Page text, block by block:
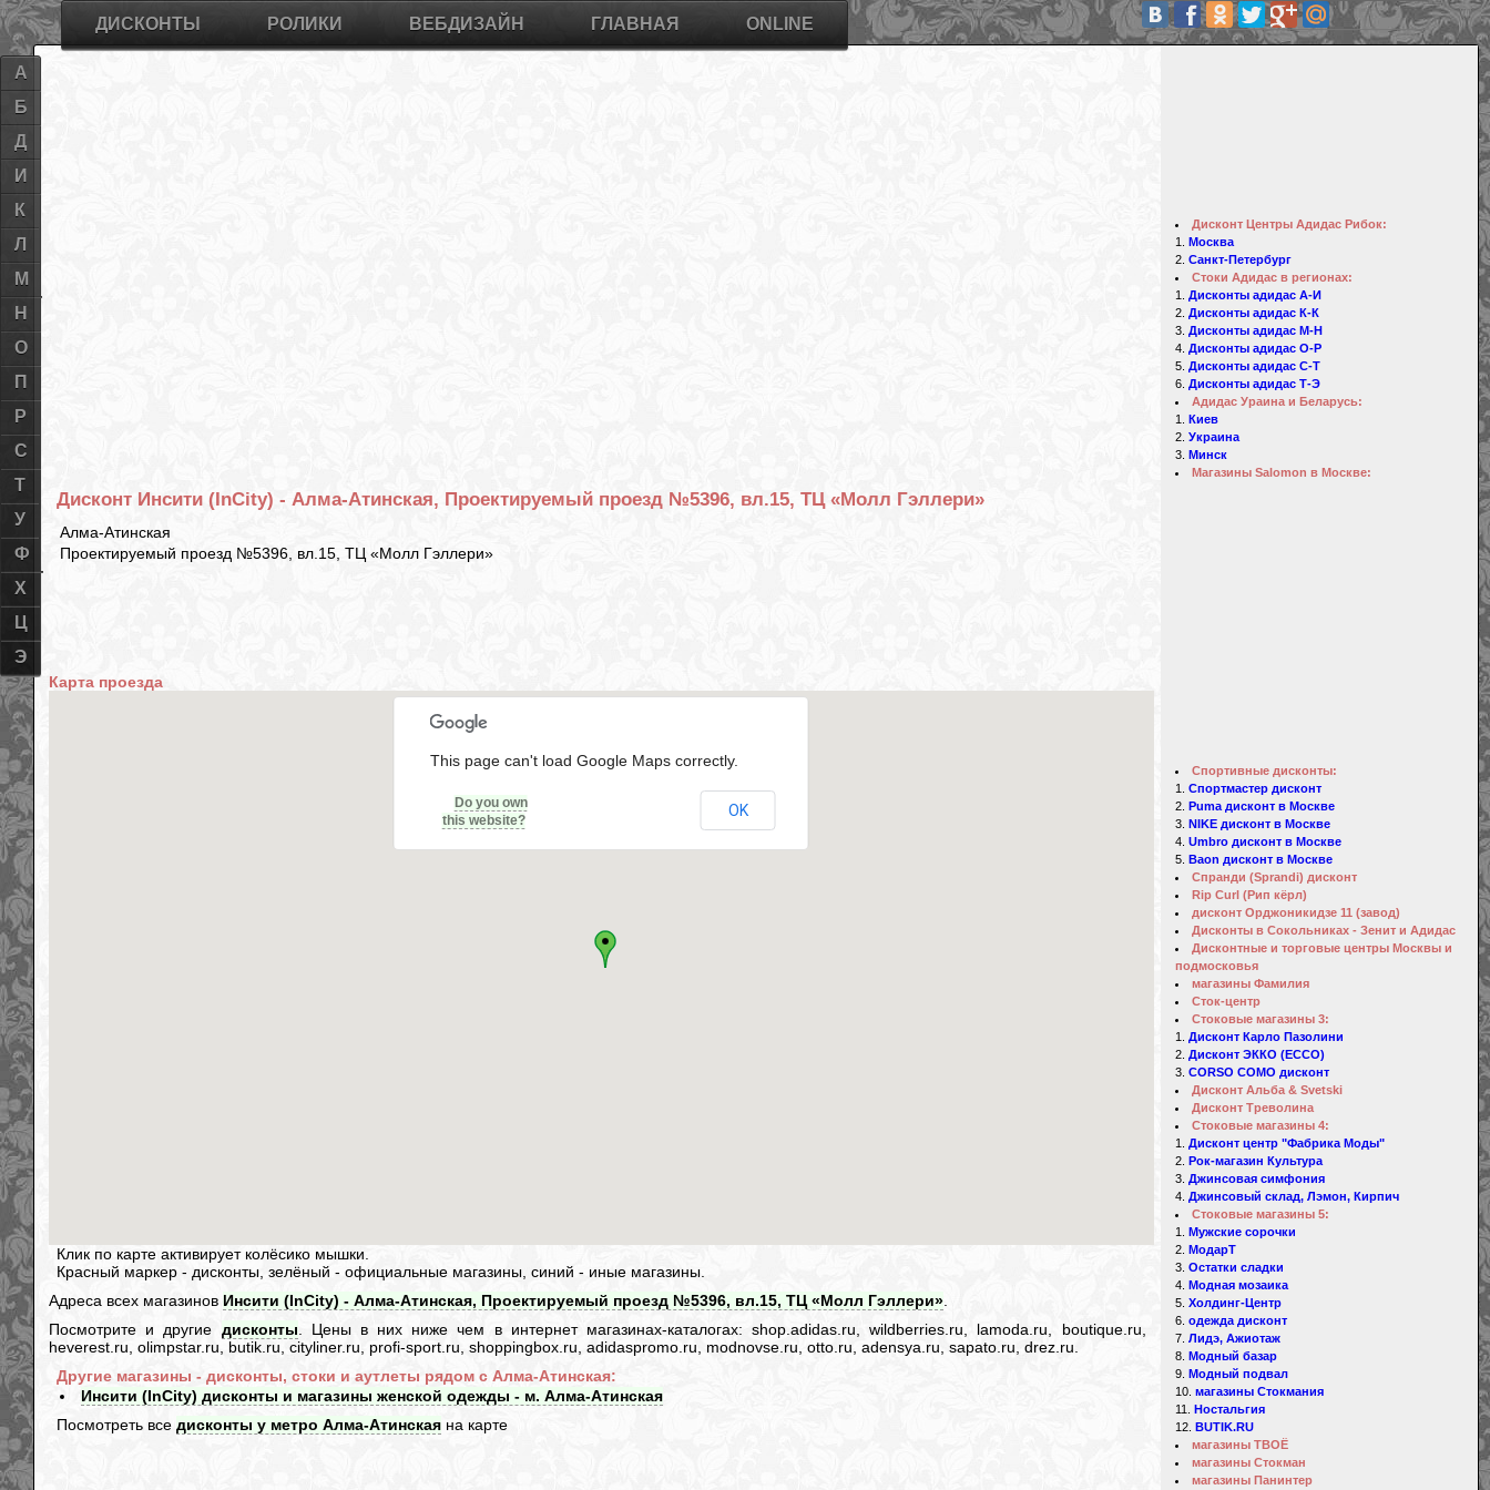
Дисконт Инсити (InCity) - Алма-Атинская, Проектируемый проезд №5396, вл.15, ТЦ «Молл Гэллери»
Алма-Атинская
Проектируемый проезд №5396, вл.15, ТЦ «Молл Гэллери»
Карта проезда
This page can't load Google Maps correctly.
Do you own
this website?
OK
Клик по карте активирует колёсико мышки.
Красный маркер - дисконты, зелёный - официальные магазины, синий - иные магазины.
Адреса всех магазинов Инсити (InCity) - Алма-Атинская, Проектируемый проезд №5396, вл.15, ТЦ «Молл Гэллери»
Посмотрите и другие дисконты . Цены в них ниже чем в интернет магазинах-каталогах: shop.adidas.ru, wildberries.ru, lamoda.ru, boutique.ru,
heverest.ru, olimpstar.ru, butik.ru, cityliner.ru, profi-sport.ru, shoppingbox.ru, adidaspromo.ru, modnovse.ru, otto.ru, adensya.ru, sapato.ru, drez.ru.
Другие магазины - дисконты, стоки и аутлеты рядом с Алма-Атинская:
Инсити (InCity) дисконты и магазины женской одежды - м. Алма-Атинская
Посмотреть вседисконты у метро Алма-Атинская на карте
Дисконт Центры Адидас Рибок:
Москва
Санкт-Петербург
Стоки Адидас в регионах:
Дисконты адидас А-И
Дисконты адидас К-К
Дисконты адидас М-Н
Дисконты адидас О-Р
Дисконты адидас С-Т
Дисконты адидас Т-Э
Адидас Ураина и Беларусь:
Киев
Украина
Минск
Магазины Salomon в Москве:
Спортивные дисконты:
Спортмастер дисконт
Puma дисконт в Москве
NIKE дисконт в Москве
Umbro дисконт в Москве
Baon дисконт в Москве
Спранди (Sprandi) дисконт
Rip Curl (Рип кёрл)
дисконт Орджоникидзе 11 (завод)
Дисконты в Сокольниках - Зенит и Адидас
Дисконтные и торговые центры Москвы и
подмосковья
магазины Фамилия
Сток-центр
Стоковые магазины 3:
Дисконт Карло Пазолини
Дисконт ЭККО (ECCO)
CORSO COMO дисконт
Дисконт Альба & Svetski
Дисконт Треволина
Стоковые магазины 4:
Дисконт центр "Фабрика Моды"
Рок-магазин Культура
Джинсовая симфония
Джинсовый склад, Лэмон, Кирпич
Стоковые магазины 5:
Мужские сорочки
МодарТ
Остатки сладки
Модная мозаика
Холдинг-Центр
одежда дисконт
Лидэ, Ажиотаж
Модный базар
Модный подвал
магазины Стокмания
Ностальгия
BUTIK.RU
магазины ТВОЁ
магазины Стокман
магазины Панинтер
ДИСКОНТЫ РОЛИКИ ВЕБДИЗАЙН ГЛАВНАЯ ONLINE
А
Б
Д
И
К
Л
М
Н
О
П
Р
С
Т
У
Ф
Х
Ц
Э